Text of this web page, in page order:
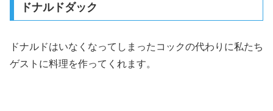
ドナルドダック
ドナルドはいなくなってしまったコックの代わりに私たち
ゲストに料理を作ってくれます。